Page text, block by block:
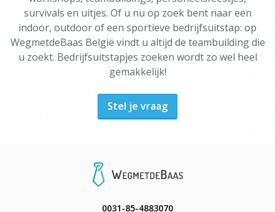
survivals en uitjes. Of u nu op zoek bent naar een
indoor, outdoor of een sportieve bedrijfsuitstap: op
WegmetdeBaas België vindt u altijd de teambuilding die
u zoekt. Bedrijfsuitstapjes zoeken wordt zo wel heel
gemakkelijk!
Stel je vraag
0031-85-4883070